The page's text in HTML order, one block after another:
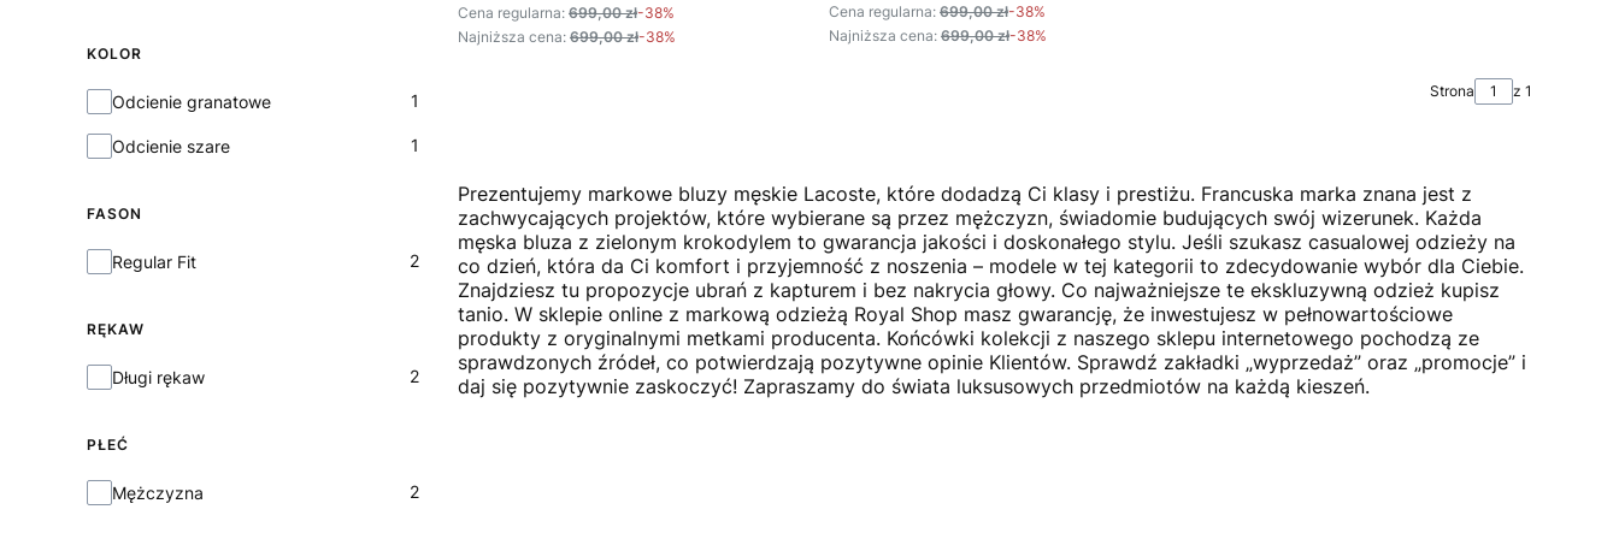
KOLOR
Kolor
Odcienie granatowe 1
Odcienie szare 1
FASON
Fason
Regular Fit 2
RĘKAW
Rękaw
Długi rękaw 2
PŁEĆ
PłećMężczyzna 2
Cena regularna: 699,00 zł-38%
Najniższa cena: 699,00 zł-38%
Cena regularna: 699,00 zł-38%
Najniższa cena: 699,00 zł-38%
Strona z 1
Prezentujemy markowe bluzy męskie Lacoste, które dodadzą Ci klasy i prestiżu. Francuska marka znana jest z
zachwycających projektów, które wybierane są przez mężczyzn, świadomie budujących swój wizerunek. Każda
męska bluza z zielonym krokodylem to gwarancja jakości i doskonałego stylu. Jeśli szukasz casualowej odzieży na
co dzień, która da Ci komfort i przyjemność z noszenia – modele w tej kategorii to zdecydowanie wybór dla Ciebie.
Znajdziesz tu propozycje ubrań z kapturem i bez nakrycia głowy. Co najważniejsze te ekskluzywną odzież kupisz
tanio. W sklepie online z markową odzieżą Royal Shop masz gwarancję, że inwestujesz w pełnowartościowe
produkty z oryginalnymi metkami producenta. Końcówki kolekcji z naszego sklepu internetowego pochodzą ze
sprawdzonych źródeł, co potwierdzają pozytywne opinie Klientów. Sprawdź zakładki „wyprzedaż” oraz „promocje” i
daj się pozytywnie zaskoczyć! Zapraszamy do świata luksusowych przedmiotów na każdą kieszeń.